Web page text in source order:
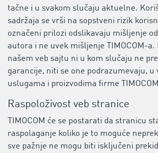
tačne i u svakom slučaju aktuelne.
sadržaja se vrši na sopstveni rizik
označeni prilozi odslikavaju mišljenje
autora i ne uvek mišljenje TIMOCOM-a.
našem veb sajtu ni u kom slučaju ne
garancije, niti se one podrazumevaju, u
uslugama i proizvodima firme
Raspoloživost veb stranice
TIMOCOM će se postarati da stranicu
raspolaganje koliko je to moguće
sve pažnje ne mogu biti isključeni